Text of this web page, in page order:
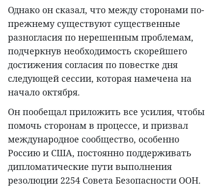
Однако он сказал, что между сторонами по-
прежнему существуют существенные
разногласия по нерешенным проблемам,
подчеркнув необходимость скорейшего
достижения согласия по повестке дня
следующей сессии, которая намечена на
начало октября.
Он пообещал приложить все усилия, чтобы
помочь сторонам в процессе, и призвал
международное сообщество, особенно
Россию и США, постоянно поддерживать
дипломатические пути выполнения
резолюции 2254 Совета Безопасности ООН.